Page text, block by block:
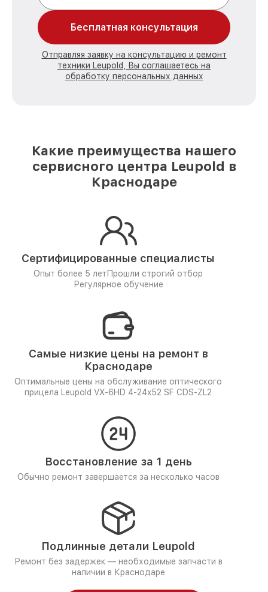
Бесплатная консультация
Отправляя заявку на консультацию и ремонт
техники Leupold, Вы соглашаетесь на
обработку персональных данных
Какие преимущества нашего
сервисного центра Leupold в
Краснодаре
Сертифицированные специалисты
Опыт более 5 лет Прошли строгий отбор
Регулярное обучение
Самые низкие цены на ремонт в
Краснодаре
Оптимальные цены на обслуживание оптического
прицела Leupold VX-6HD 4-24x52 SF CDS-ZL2
Восстановление за 1 день
Обычно ремонт завершается за несколько часов
Подлинные детали Leupold
Ремонт без задержек — необходимые запчасти в
наличии в Краснодаре